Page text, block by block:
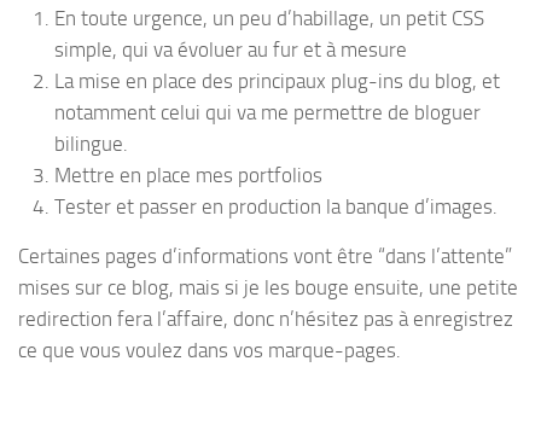
En toute urgence, un peu d’habillage, un petit CSS
simple, qui va évoluer au fur et à mesure
La mise en place des principaux plug-ins du blog, et
notamment celui qui va me permettre de bloguer
bilingue.
Mettre en place mes portfolios
Tester et passer en production la banque d’images.
Certaines pages d’informations vont être “dans l’attente”
mises sur ce blog, mais si je les bouge ensuite, une petite
redirection fera l’affaire, donc n’hésitez pas à enregistrez
ce que vous voulez dans vos marque-pages.